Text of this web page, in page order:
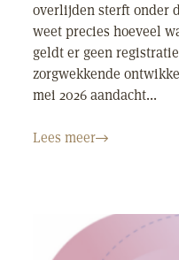
overlijden sterft onder
weet precies hoeveel
geldt er geen
zorgwekkende
mei 2026 aandacht...
Lees meer